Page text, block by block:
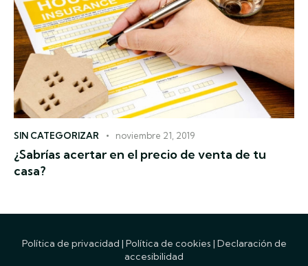
SIN CATEGORIZAR noviembre 21, 2019
¿Sabrías acertar en el precio de venta de tu
casa?
Política de privacidad | Política de cookies | Declaración de
accesibilidad